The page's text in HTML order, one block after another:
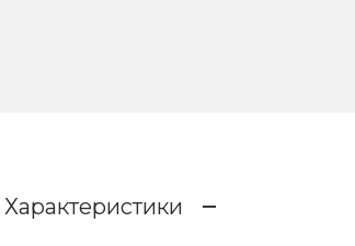
Характеристики